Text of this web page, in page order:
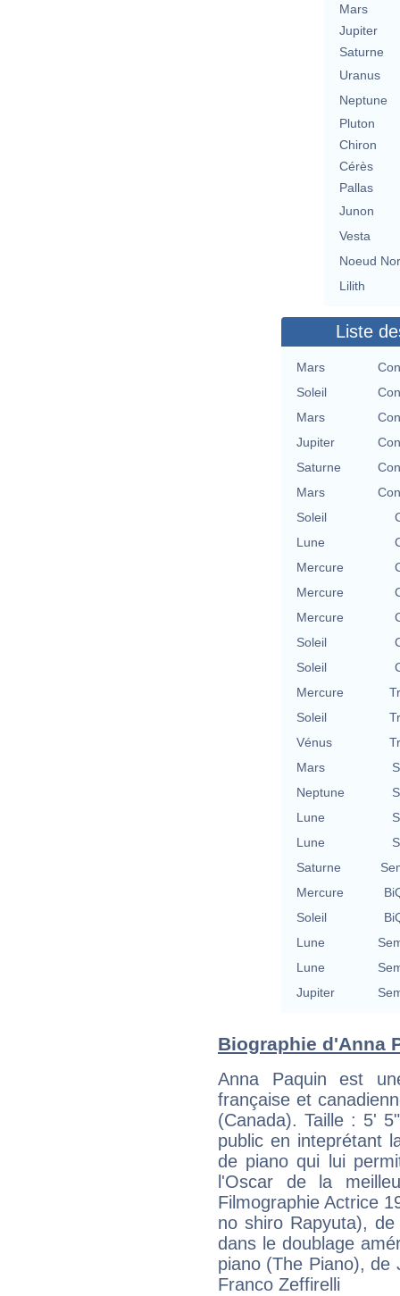
Mars
Jupiter
Saturne
Uranus
Neptune
Pluton
Chiron
Cérès
Pallas
Junon
Vesta
Noeud
Lilith
Liste
Mars
Soleil
Mars
Jupiter
Saturne
Mars
Soleil
Lune
Mercure
Mercure
Mercure
Soleil
Soleil
Mercure
Soleil
Vénus
Mars
Neptune
Lune
Lune
Saturne
Mercure
Soleil
Lune
Lune
Jupiter
Biographie d'Anna
Anna Paquin est
française et
(Canada). Taille : 5'
public en inteprétant
de piano qui lui
l'Oscar de la
Filmographie Actrice
no shiro Rapyuta),
dans le doublage
piano (The Piano), de
Franco Zeffirelli